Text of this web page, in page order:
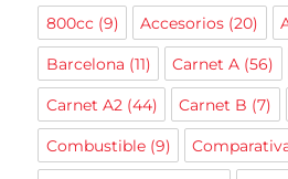
800cc (9) Accesorios (20)
Barcelona (11) Carnet A (56)
Carnet A2(44) Carnet B (7)
Combustible(9)